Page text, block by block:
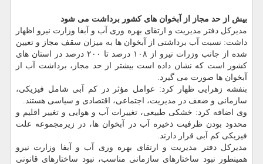
بیش از حد مجاز از آبخوان های كشور برداشت می شود
مدیركل دفتر مدیریت و ارتقای بهره وری آب و آبفا وزارت نیرو اظهار
داشت: نسبت آب برداشتی از آبخوان ها به میزان سقف مجاز و تعیین
شده از جانب وزرات نیرو از ۱۰۸ درصد تا ۲۰۰ درصد در استان های
كشور است كه نشان داده است بیشتر از حد مجاز، برداشت آب از
آبخوان ها صورت می گیرد.
بنفشه زهرایی ظهار كرد: عوامل مؤثر در كم آبی شامل فیزیكی،
سازمانی و ضعف در مدیریت، اجتماعی، اقتصادی و سیاسی هستند.
وی اضافه كرد: خشكی طبیعی، تغییرات آب و هوایی و تغییر اقلیم و
محدود بودن ظرفیت ذخیره آب در آبخوان ها، در زیرمجموعه علت
فیزیكی كم آبی قرار دارند.
مدیركل دفتر مدیریت و ارتقای بهره وری آب و آبفا وزارت نیرو
همینطور نبود ساختارهای سازمانی مناسب، نبود ساختارهای قانونی